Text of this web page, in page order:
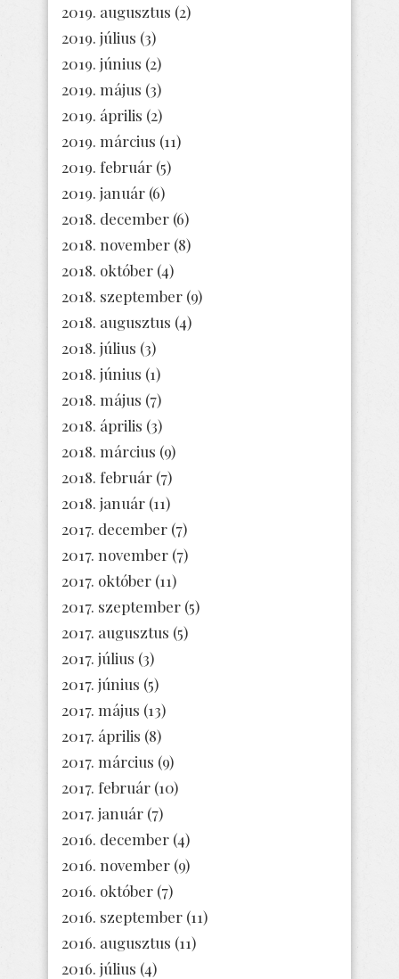
2019. augusztus (2)
2019. július (3)
2019. június (2)
2019. május (3)
2019. április (2)
2019. március (11)
2019. február (5)
2019. január (6)
2018. december (6)
2018. november (8)
2018. október (4)
2018. szeptember (9)
2018. augusztus (4)
2018. július (3)
2018. június (1)
2018. május (7)
2018. április (3)
2018. március (9)
2018. február (7)
2018. január (11)
2017. december (7)
2017. november (7)
2017. október (11)
2017. szeptember (5)
2017. augusztus (5)
2017. július (3)
2017. június (5)
2017. május (13)
2017. április (8)
2017. március (9)
2017. február (10)
2017. január (7)
2016. december (4)
2016. november (9)
2016. október (7)
2016. szeptember (11)
2016. augusztus (11)
2016. július (4)